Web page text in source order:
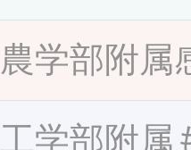
農学部附属
工学部附属